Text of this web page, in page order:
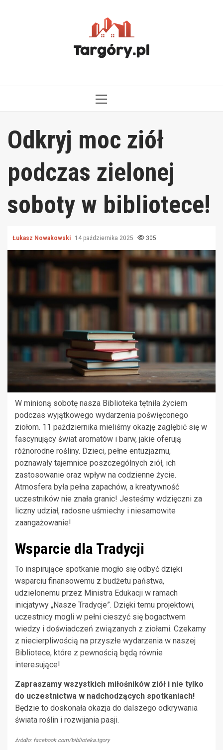
MENU
Odkryj moc ziół
podczas zielonej
soboty w bibliotece!
Łukasz Nowakowski 14 października 2025 305
W minioną sobotę nasza Biblioteka tętniła życiem
podczas wyjątkowego wydarzenia poświęconego
ziołom. 11 października mieliśmy okazję zagłębić się w
fascynujący świat aromatów i barw, jakie oferują
różnorodne rośliny. Dzieci, pełne entuzjazmu,
poznawały tajemnice poszczególnych ziół, ich
zastosowanie oraz wpływ na codzienne życie.
Atmosfera była pełna zapachów, a kreatywność
uczestników nie znała granic! Jesteśmy wdzięczni za
liczny udział, radosne uśmiechy i niesamowite
zaangażowanie!
Wsparcie dla Tradycji
To inspirujące spotkanie mogło się odbyć dzięki
wsparciu finansowemu z budżetu państwa,
udzielonemu przez Ministra Edukacji w ramach
inicjatywy „Nasze Tradycje”. Dzięki temu projektowi,
uczestnicy mogli w pełni cieszyć się bogactwem
wiedzy i doświadczeń związanych z ziołami. Czekamy
z niecierpliwością na przyszłe wydarzenia w naszej
Bibliotece, które z pewnością będą równie
interesujące!
Zapraszamy wszystkich miłośników ziół i nie tylko
do uczestnictwa w nadchodzących spotkaniach!
Będzie to doskonała okazja do dalszego odkrywania
świata roślin i rozwijania pasji.
źródło: facebook.com/biblioteka.tgory